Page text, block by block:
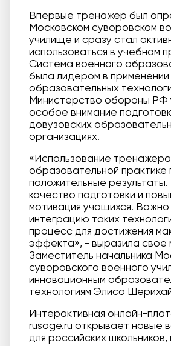
Впервые тренажер был
Московском суворовском
училище и сразу стал
использоваться в учебном
Система военного
была лидером в применении
образовательных
Министерство обороны РФ
особое внимание
довузовских
организациях.
«Использование
образовательной практике
положительные
качество подготовки и
мотивация учащихся.
интеграцию таких
процесс для достижения
эффекта», - выразила свое
Заместитель начальника
суворовского военного
инновационным
технологиям Элисо
Интерактивная онлайн-
rusoge.ru открывает новые
для российских школьников,